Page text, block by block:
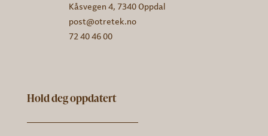
Kåsvegen 4, 7340 Oppdal
post@otretek.no
72 40 46 00
Hold deg oppdatert